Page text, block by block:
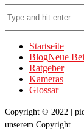
Startseite
BlogNeue
Ratgeber
Kameras
Glossar
Copyright © 2022 |
unserem Copyright.